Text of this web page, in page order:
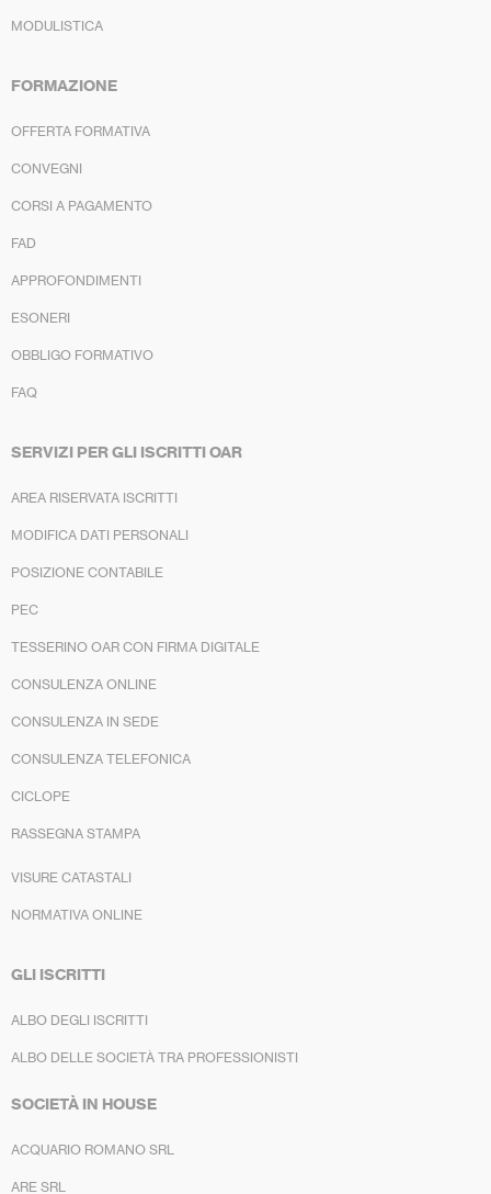
MODULISTICA
FORMAZIONE
OFFERTA FORMATIVA
CONVEGNI
CORSI A PAGAMENTO
FAD
APPROFONDIMENTI
ESONERI
OBBLIGO FORMATIVO
FAQ
SERVIZI PER GLI ISCRITTI OAR
AREA RISERVATA ISCRITTI
MODIFICA DATI PERSONALI
POSIZIONE CONTABILE
PEC
TESSERINO OAR CON FIRMA DIGITALE
CONSULENZA ONLINE
CONSULENZA IN SEDE
CONSULENZA TELEFONICA
CICLOPE
RASSEGNA STAMPA
VISURE CATASTALI
NORMATIVA ONLINE
GLI ISCRITTI
ALBO DEGLI ISCRITTI
ALBO DELLE SOCIETÀ TRA PROFESSIONISTI
SOCIETÀ IN HOUSE
ACQUARIO ROMANO SRL
ARE SRL